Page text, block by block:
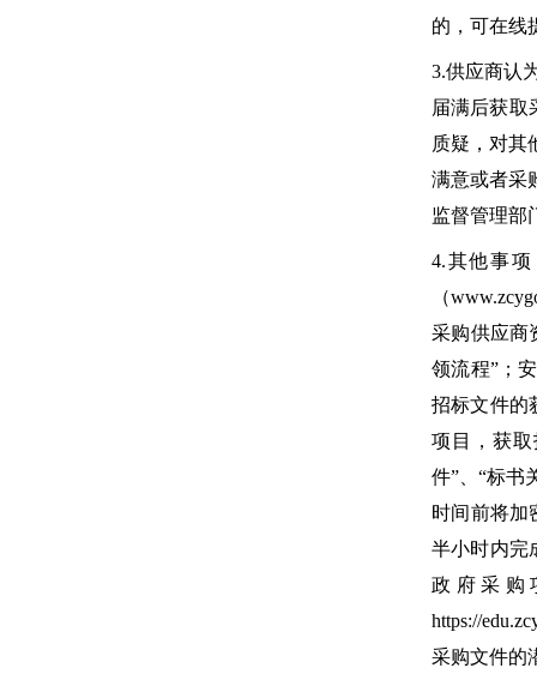
的，可在线
3.供应商认
届满后获取
质疑，对其
满意或者采
监督管理部
4.其他事
（
采购供应商
领流程”；
招标文件的
项目，获
件”、“标书
时间前将加
半小时内完
政府采购
https://
采购文件的